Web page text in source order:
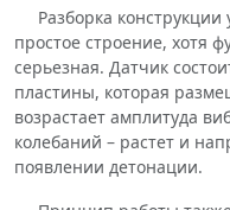
Разборка конструкции
простое строение, хотя
серьезная. Датчик
пластины, которая
возрастает амплитуда
колебаний – растет и
появлении детонации.